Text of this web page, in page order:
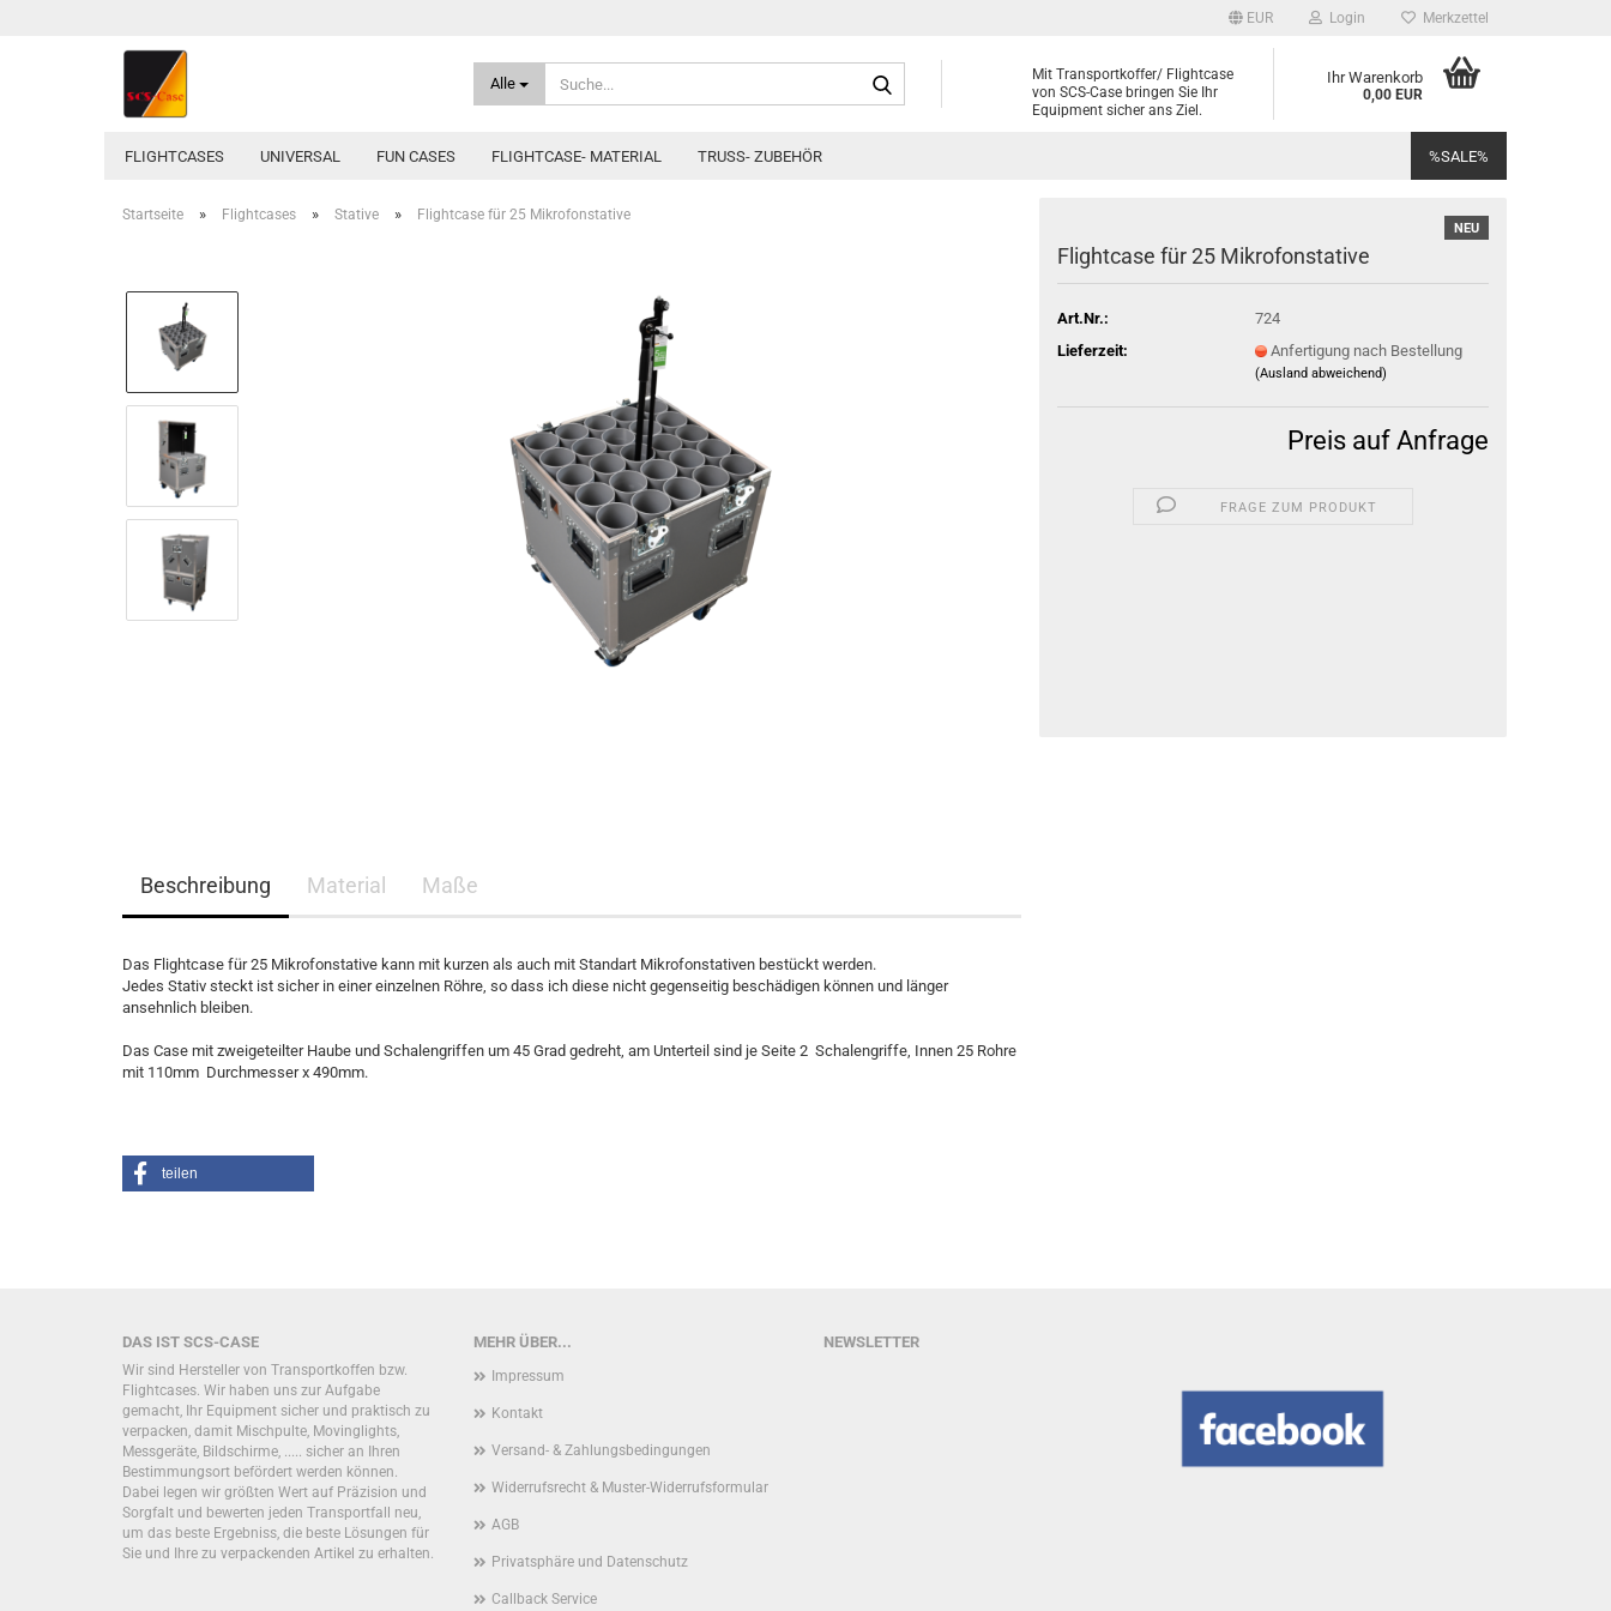
EUR Login Merkzettel
Alle
Mit Transportkoffer/ Flightcase
von SCS-Case bringen Sie Ihr
Equipment sicher ans Ziel.
Ihr Warenkorb
0,00 EUR
FLIGHTCASES UNIVERSAL FUN CASES FLIGHTCASE- MATERIAL TRUSS- ZUBEHÖR %SALE%
Startseite » Flightcases » Stative » Flightcase für 25 Mikrofonstative
NEU
Flightcase für 25 Mikrofonstative
Art.Nr.:
724
Lieferzeit:
Anfertigung nach Bestellung
(Ausland abweichend)
Preis auf Anfrage
FRAGE ZUM PRODUKT
Beschreibung Material Maße
Das Flightcase für 25 Mikrofonstative kann mit kurzen als auch mit Standart Mikrofonstativen bestückt werden.
Jedes Stativ steckt ist sicher in einer einzelnen Röhre, so dass ich diese nicht gegenseitig beschädigen können und länger
ansehnlich bleiben.
Das Case mit zweigeteilter Haube und Schalengriffen um 45 Grad gedreht, am Unterteil sind je Seite 2 Schalengriffe, Innen 25 Rohre
mit 110mm Durchmesser x 490mm.
teilen
MEHR ÜBER...
Impressum
Kontakt
Versand- & Zahlungsbedingungen
Widerrufsrecht & Muster-Widerrufsformular
AGB
Privatsphäre und Datenschutz
Callback Service
NEWSLETTER
DAS IST SCS-CASE
Wir sind Hersteller von Transportkoffen bzw.
Flightcases. Wir haben uns zur Aufgabe
gemacht, Ihr Equipment sicher und praktisch zu
verpacken, damit Mischpulte, Movinglights,
Messgeräte, Bildschirme, ..... sicher an Ihren
Bestimmungsort befördert werden können.
Dabei legen wir größten Wert auf Präzision und
Sorgfalt und bewerten jeden Transportfall neu,
um das beste Ergebniss, die beste Lösungen für
Sie und Ihre zu verpackenden Artikel zu erhalten.